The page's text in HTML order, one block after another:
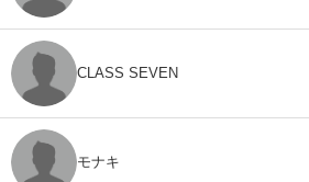
CLASS SEVEN
モナキ